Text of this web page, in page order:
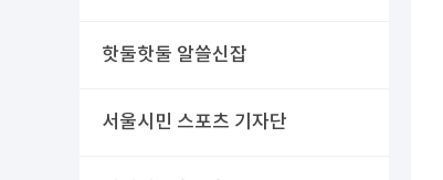
핫둘핫둘 알쓸신잡
서울시민 스포츠 기자단